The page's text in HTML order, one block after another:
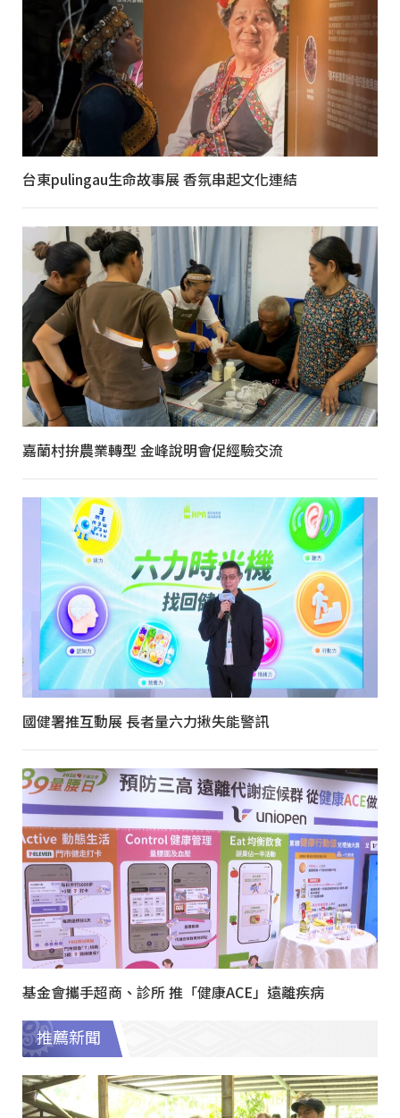
台東pulingau生命故事展 香氛串起文化連結
嘉蘭村拚農業轉型 金峰說明會促經驗交流
國健署推互動展 長者量六力揪失能警訊
基金會攜手超商、診所 推「健康ACE」遠離疾病
推薦新聞